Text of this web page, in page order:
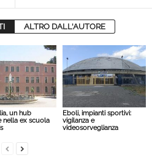
ALTRO DALL'AUTORE
un hub
nella ex scuola
Eboli, impianti sportivi:
vigilanza e
videosorveglianza